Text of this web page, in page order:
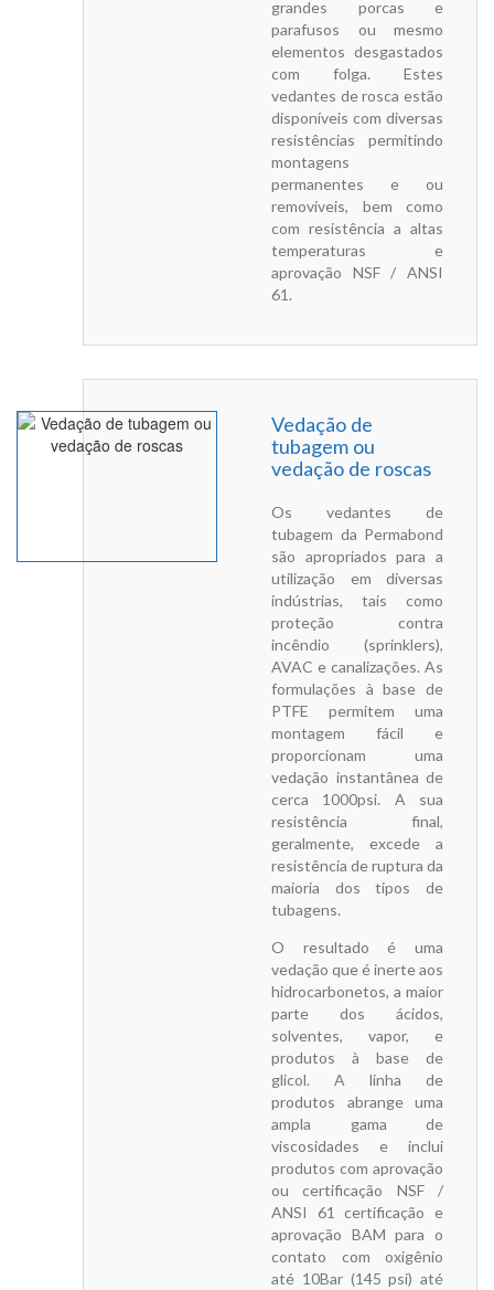
grandes porcas e
parafusos ou mesmo
elementos desgastados
com folga. Estes
vedantes de rosca estão
disponíveis com diversas
resistências permitindo
montagens
permanentes e ou
removíveis, bem como
com resistência a altas
temperaturas e
aprovação NSF / ANSI
61.
Vedação de
tubagem ou
vedação de roscas
Os vedantes de
tubagem da Permabond
são apropriados para a
utilização em diversas
indústrias, tais como
proteção contra
incêndio (sprinklers),
AVAC e canalizações. As
formulações à base de
PTFE permitem uma
montagem fácil e
proporcionam uma
vedação instantânea de
cerca 1000psi. A sua
resistência final,
geralmente, excede a
resistência de ruptura da
maioria dos tipos de
tubagens.
O resultado é uma
vedação que é inerte aos
hidrocarbonetos, a maior
parte dos ácidos,
solventes, vapor, e
produtos à base de
glicol. A linha de
produtos abrange uma
ampla gama de
viscosidades e inclui
produtos com aprovação
ou certificação NSF /
ANSI 61 certificação e
aprovação BAM para o
contato com oxigênio
até 10Bar (145 psi) até